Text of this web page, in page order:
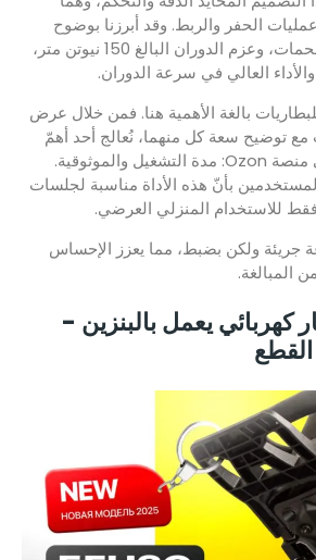
الحفر والربط. وقد أبرزنا بوضوح
تقنية المحرك عديم الفحمات، وعزم الدوران البالغ 150 نيوتن متر،
العالي في سرعة الدوران.
بالغة الأهمية هنا. فمن خلال عرض
مع توضيح سعة كل منهما، نُعالج أحد أهمّ
مخاوف المشترين على منصة Ozon: مدة التشغيل والموثوقية.
بأنّ هذه الأداة مناسبة لجلسات
للاستخدام المنزلي العرضي.
جريئة ولكن بضبط، مما يعزز الإحساس
المبالغة.
منشار كهربائي يعمل بالبنزين -